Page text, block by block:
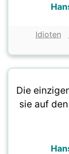
Idioten
Die
sie auf